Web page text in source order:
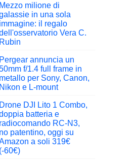
Mezzo milione di
in una sola
immagine: il regalo
Vera C.
Rubin
Pergear annuncia un
f/1.4 full frame in
metallo per Sony, Canon,
Nikon e L-mount
Drone DJI Lito 1 Combo,
batteria e
radiocomando RC-N3,
no patentino, oggi su
a soli 319€
(-60€)